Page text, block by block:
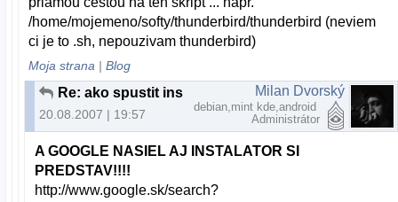
/home/mojemeno/softy/thunderbird/thunderbird (neviem
ci je to .sh, nepouzivam thunderbird)
Moja strana |Blog
Re: ako spustit installer?
20.08.2007 | 19:57
Milan Dvorský
debian,mint kde,android
Administrátor
A GOOGLE NASIEL AJ INSTALATOR SI
PREDSTAV!!!!
http://www.google.sk/search?